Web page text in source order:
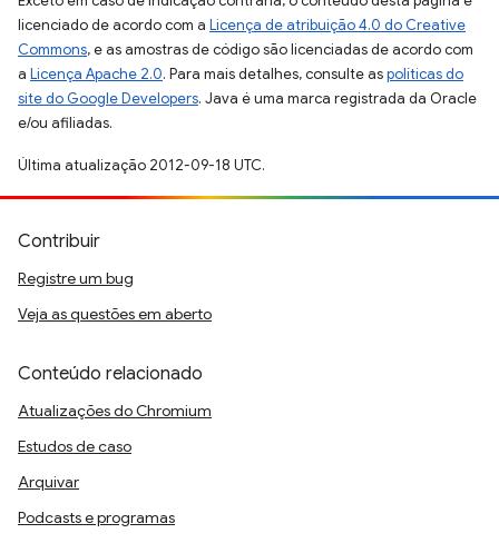
licenciado de acordo com a Licença de atribuição 4.0 do Creative
Commons, e as amostras de código são licenciadas de acordo com
a Licença Apache 2.0. Para mais detalhes, consulte aspolíticas do
site do Google Developers. Java é uma marca registrada da Oracle
e/ou afiliadas.
Última atualização 2012-09-18 UTC.
Contribuir
Registre um bug
Veja as questões em aberto
Conteúdo relacionado
Atualizações do Chromium
Estudos de caso
Arquivar
Podcasts e programas